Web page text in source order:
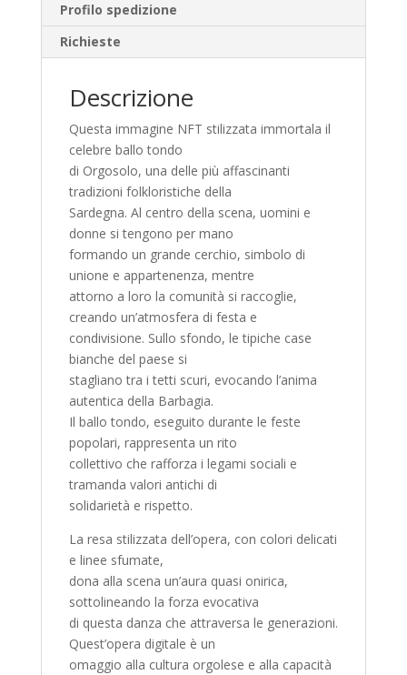
Profilo spedizione
Richieste
Descrizione
Questa immagine NFT stilizzata immortala il
celebre ballo tondo
di Orgosolo, una delle più affascinanti
tradizioni folkloristiche della
Sardegna. Al centro della scena, uomini e
donne si tengono per mano
formando un grande cerchio, simbolo di
unione e appartenenza, mentre
attorno a loro la comunità si raccoglie,
creando un’atmosfera di festa e
condivisione. Sullo sfondo, le tipiche case
bianche del paese si
stagliano tra i tetti scuri, evocando l’anima
autentica della Barbagia.
Il ballo tondo, eseguito durante le feste
popolari, rappresenta un rito
collettivo che rafforza i legami sociali e
tramanda valori antichi di
solidarietà e rispetto.
La resa stilizzata dell’opera, con colori delicati
e linee sfumate,
dona alla scena un’aura quasi onirica,
sottolineando la forza evocativa
di questa danza che attraversa le generazioni.
Quest’opera digitale è un
omaggio alla cultura orgolese e alla capacità